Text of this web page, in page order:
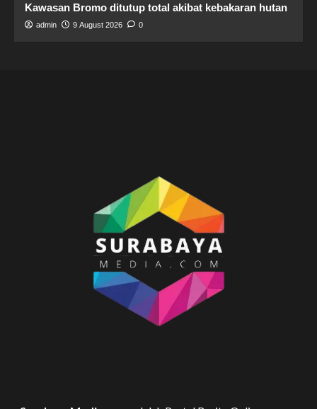
Kawasan Bromo ditutup total akibat kebakaran hutan
admin 9 August 2026 0